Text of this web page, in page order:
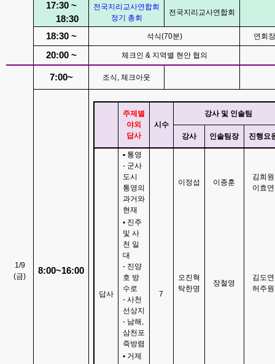
17:30 ~
18:30
전국지리교사연합회
정기 총회
전국지리교사연합회
18:30 ~ 석식(70분) 연회장
20:00 ~ 체크인 & 지역별 현안 협의
1/9
(금)
7:00~ 조식 , 체크아웃
8:00~16:00
주제별
야외
답사
시수
강사 및 인솔팀
강사 인솔팀장 진행요
답사
▪ 통영
- 군사
도시
통영의
과거와
현재
7
이정섭 이종훈
김희원
이효연
▪ 진주
및 사
천 일
대
- 진양
호 방
수로
- 사천
선상지
- 남해 ,
삼천포
죽방렴
오진혁
탁한명
장철영
김도연
허주원
▪ 거제